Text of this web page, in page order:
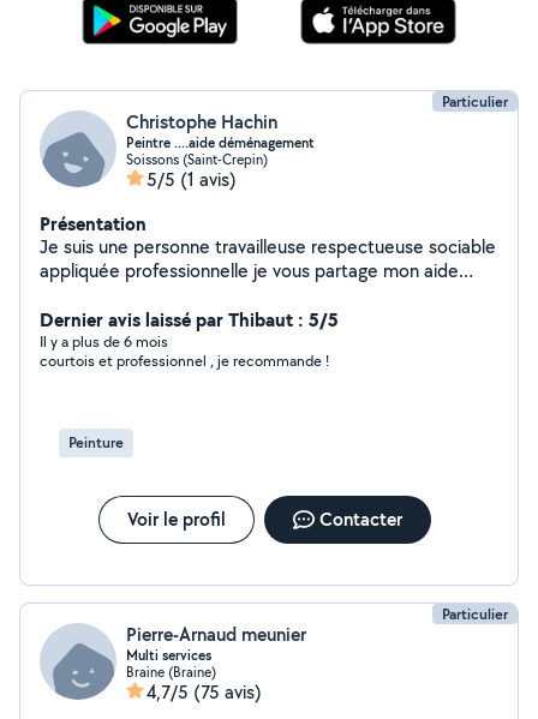
Particulier
Christophe Hachin
Peintre ....aide déménagement
Soissons (Saint-Crepin)
5/5 (1 avis)
Présentation
Je suis une personne travailleuse respectueuse sociable
appliquée professionnelle je vous partage mon aide
travaux livraison accompagnement
Dernier avis laissé par Thibaut : 5/5
Il y a plus de 6 mois
courtois et professionnel , je recommande !
Peinture
Voir le profil Contacter
Particulier
Pierre-Arnaud meunier
Multi services
Braine (Braine)
4,7/5 (75 avis)